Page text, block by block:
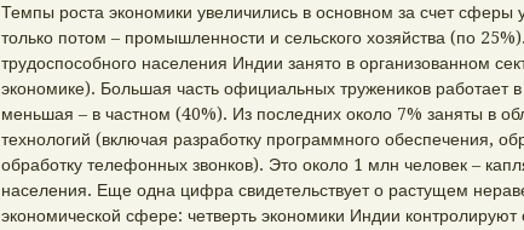
Темпы роста экономики увеличились в основном за счет сферы
только потом – промышленности и сельского хозяйства (по
трудоспособного населения Индии занято в организованном
экономике). Большая часть официальных тружеников работает в
меньшая – в частном (40%). Из последних около 7% заняты в
технологий (включая разработку программного обеспечения,
обработку телефонных звонков). Это около 1 млн человек –
населения. Еще одна цифра свидетельствует о растущем
экономической сфере: четверть экономики Индии контролируют